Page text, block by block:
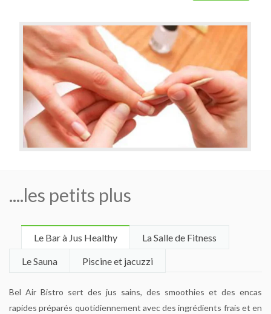
....les petits plus
Le Bar à Jus Healthy La Salle de Fitness
Le Sauna Piscine et jacuzzi
Bel Air Bistro sert des jus sains, des smoothies et des encas
rapides préparés quotidiennement avec des ingrédients frais et en